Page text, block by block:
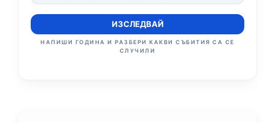
ИЗСЛЕДВАЙ
НАПИШИ ГОДИНА И РАЗБЕРИ КАКВИ СЪБИТИЯ СА СЕ
СЛУЧИЛИ